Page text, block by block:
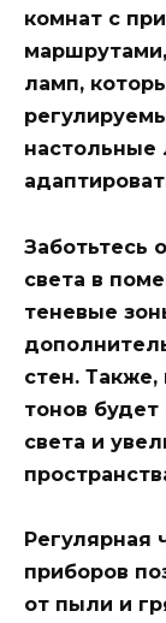
комнат с
ламп,
Заботьтесь
света в
теневые
стен.
тонов
света и
Регулярная
приборов
от пыли и